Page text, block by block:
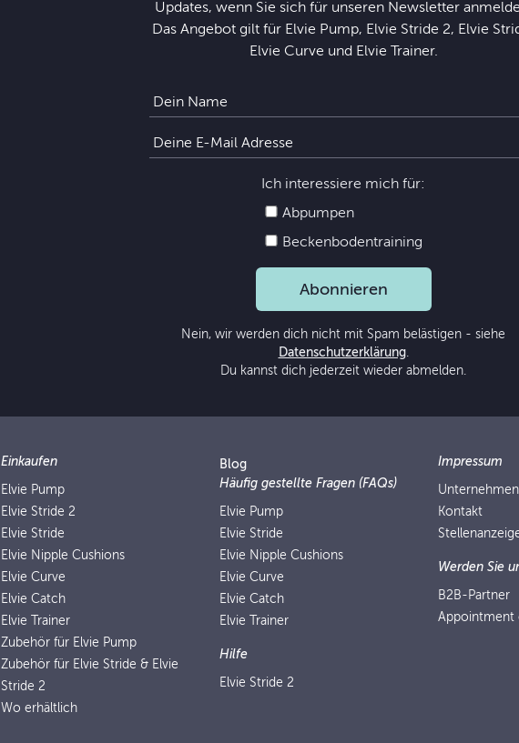
Updates, wenn Sie sich für unseren Newsletter
Das Angebot gilt für Elvie Pump, Elvie Stride 2, Elvie
Elvie Curve und Elvie Trainer.
Ich interessiere mich für:
Abpumpen
Beckenbodentraining
Abonnieren
Nein, wir werden dich nicht mit Spam belästigen - siehe
Datenschutzerklärung.
Du kannst dich jederzeit wieder abmelden.
Einkaufen
Elvie Pump
Elvie Stride 2
Elvie Stride
Elvie Nipple Cushions
Elvie Curve
Elvie Catch
Elvie Trainer
Zubehör für Elvie Pump
Zubehör für Elvie Stride & Elvie
Stride 2
Wo erhältlich
Blog
Häufig gestellte Fragen (FAQs)
Elvie Pump
Elvie Stride
Elvie Nipple Cushions
Elvie Curve
Elvie Catch
Elvie Trainer
Hilfe
Elvie Stride 2
Impressum
Unternehmen
Kontakt
Werden Sie
B2B-Partner
Appointment